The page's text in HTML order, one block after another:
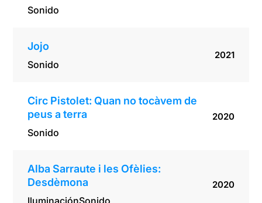
Sonido
Jojo
Sonido
2021
Circ Pistolet: Quan no tocàvem de
peus a terra
Sonido
2020
Alba Sarraute i les Ofèlies:
Desdèmona
2020